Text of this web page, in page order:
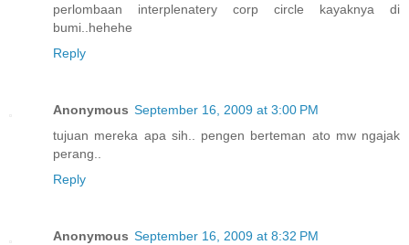
perlombaan interplenatery corp circle kayaknya di
bumi..hehehe
Reply
Anonymous September 16, 2009 at 3:00 PM
tujuan mereka apa sih.. pengen berteman ato mw ngajak
perang..
Reply
Anonymous September 16, 2009 at 8:32 PM